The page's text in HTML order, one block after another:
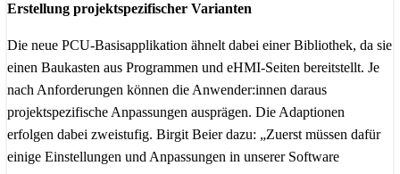
Erstellung projektspezifischer Varianten
Die neue PCU-Basisapplikation ähnelt dabei einer Bibliothek, da sie
einen Baukasten aus Programmen und eHMI-Seiten bereitstellt. Je
nach Anforderungen können die Anwender:innen daraus
projektspezifische Anpassungen ausprägen. Die Adaptionen
erfolgen dabei zweistufig. Birgit Beier dazu: „Zuerst müssen dafür
einige Einstellungen und Anpassungen in unserer Software